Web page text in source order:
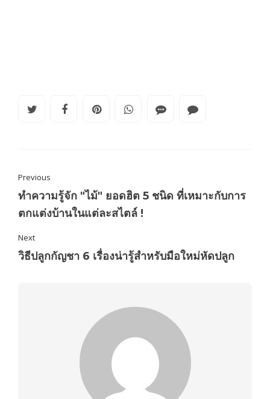
Previous
ทำความรู้จัก "ไม้" ยอดฮิต 5 ชนิด ที่เหมาะกับการ
ตกแต่งบ้านในแต่ละสไตล์ !
Next
วิธีปลูกกัญชา 6 เรื่องน่ารู้สำหรับมือใหม่หัดปลูก